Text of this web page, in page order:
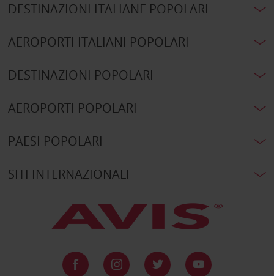
DESTINAZIONI ITALIANE POPOLARI
AEROPORTI ITALIANI POPOLARI
DESTINAZIONI POPOLARI
AEROPORTI POPOLARI
PAESI POPOLARI
SITI INTERNAZIONALI